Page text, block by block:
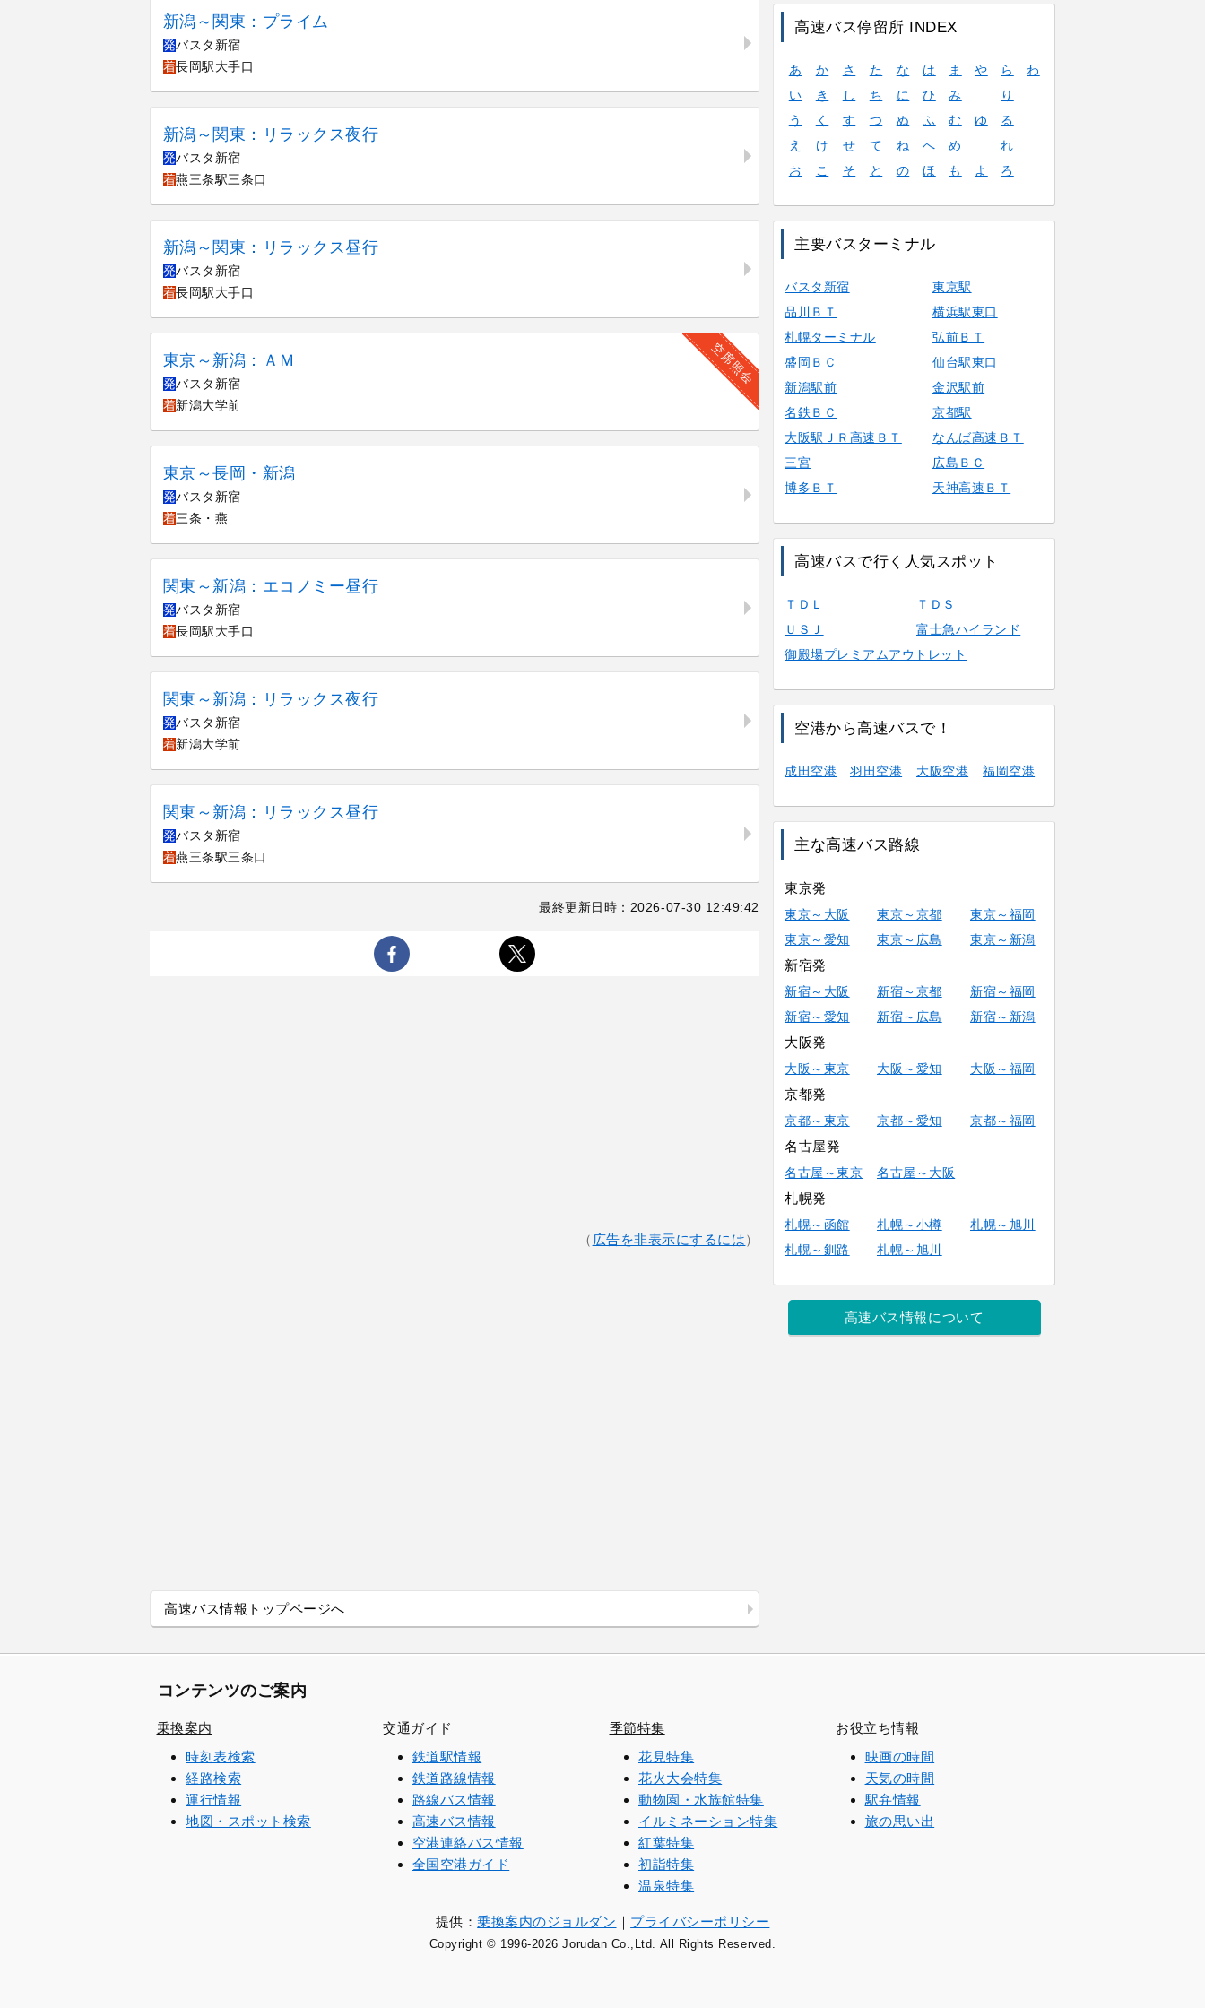
新潟～関東：プライム
発バスタ新宿
着長岡駅大手口
新潟～関東：リラックス夜行
発バスタ新宿
着燕三条駅三条口
新潟～関東：リラックス昼行
発バスタ新宿
着長岡駅大手口
東京～新潟：ＡＭ 空席照会
発バスタ新宿
着新潟大学前
東京～長岡・新潟
発バスタ新宿
着三条・燕
関東～新潟：エコノミー昼行
発バスタ新宿
着長岡駅大手口
関東～新潟：リラックス夜行
発バスタ新宿
着新潟大学前
関東～新潟：リラックス昼行
発バスタ新宿
着燕三条駅三条口
最終更新日時：2026-07-30 12:49:42
（ 広告を非表示にするには）
高速バス停留所 INDEX
あ か さ た な は ま や ら
わ
い
き し ち に ひ み
り
う
く す つ ぬ ふ む ゆ
る
え
け せ て ね へ め
れ
お
こ そ と の ほ も よ ろ
主要バスターミナル
バスタ新宿
東京駅
品川ＢＴ
横浜駅東口
札幌ターミナル
弘前ＢＴ
盛岡ＢＣ
仙台駅東口
新潟駅前
金沢駅前
名鉄ＢＣ
京都駅
大阪駅ＪＲ高速ＢＴ
なんば高速ＢＴ
三宮
広島ＢＣ
博多ＢＴ
天神高速ＢＴ
高速バスで行く人気スポット
ＴＤＬ
ＴＤＳ
ＵＳＪ
富士急ハイランド
御殿場プレミアムアウトレット
空港から高速バスで！
成田空港 羽田空港 大阪空港 福岡空港
主な高速バス路線
東京発
東京～大阪 東京～京都
東京～福岡
東京～愛知
東京～広島 東京～新潟
新宿発
新宿～大阪 新宿～京都
新宿～福岡
新宿～愛知
新宿～広島 新宿～新潟
大阪発
大阪～東京 大阪～愛知 大阪～福岡
京都発
京都～東京 京都～愛知 京都～福岡
名古屋発
名古屋～東京 名古屋～大阪
札幌発
札幌～函館 札幌～小樽
札幌～旭川
札幌～釧路
札幌～旭川
高速バス情報について
高速バス情報トップページへ
コンテンツのご案内
乗換案内
時刻表検索
経路検索
運行情報
地図・スポット検索
交通ガイド
鉄道駅情報
鉄道路線情報
路線バス情報
高速バス情報
空港連絡バス情報
全国空港ガイド
季節特集
花見特集
花火大会特集
動物園・水族館特集
イルミネーション特集
紅葉特集
初詣特集
温泉特集
お役立ち情報
映画の時間
天気の時間
駅弁情報
旅の思い出
提供：乗換案内のジョルダン ｜ プライバシーポリシー
Copyright © 1996-2026 Jorudan Co.,Ltd. All Rights Reserved.